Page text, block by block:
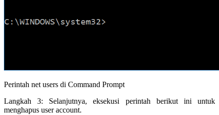
Perintah net users di Command Prompt
Langkah 3: Selanjutnya, eksekusi perintah berikut ini untuk
menghapus user account.